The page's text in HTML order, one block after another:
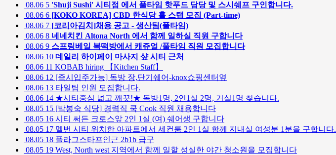
08.06 5 'Shuji Sushi' 시티점 에서 풀타임 핫푸드 담당 및 스시쉐프 구인합니다.
08.06 6 [KOKO KOREA] CBD 한식당 홀 스탭 모집 (Part-time)
08.06 7 [코리아김치]채용 공고 - 생산팀(풀타임)
08.06 8 네네치킨 Altona North 에서 함께 일하실 직원 구합니다
08.06 9 스프링베일 복떡방에서 캐쥬얼 /풀타임 직원 모집합니다
08.06 10 데일리 하이페이 마사지 샾 시티 근처
08.06 11 KOBAB hiring 【Kitchen Staff】
08.06 12 [즉시입주가능] 독방 장,단기쉐어-knox쇼핑센터옆
08.06 13 타일팀 인원 모집합니다.
08.06 14 ★시티중심 넓고 깨끗!★ 독방1명, 2인1실 2명, 거실1명 찾습니다.
08.05 15 [박봉숙 식당] 경력직 쿡 Cook 직원 채용합니다
08.05 16 시티 써든 크로스앞 2인 1실 (여) 쉐어생 구합니다
08.05 17 멜번 시티 위치한 아파트에서 세컨룸 2인 1실 함께 지내실 여성분 1분을 구합니다.
08.05 18 플라그스타프인근 2b1b 급구
08.05 19 West, North west 지역에서 함께 일할 성실한 야간 청소원을 모집합니다